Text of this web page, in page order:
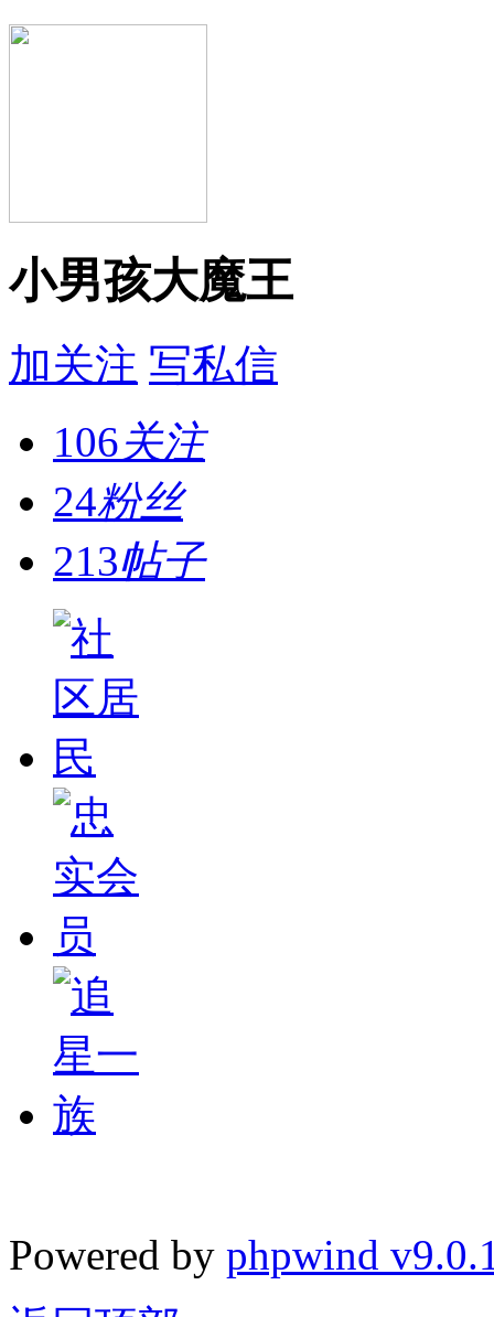
小男孩大魔王
加关注 写私信
106关注
24粉丝
213帖子
Powered by phpwind